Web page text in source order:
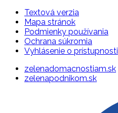
Textová verzia
Mapa stránok
Podmienky používania
Ochrana súkromia
Vyhlásenie o prístupnosti
zelenadomacnostiam.sk
zelenapodnikom.sk